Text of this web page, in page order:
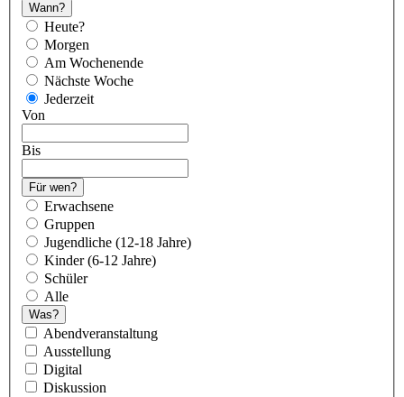
Wann?
Heute?
Morgen
Am Wochenende
Nächste Woche
Jederzeit
Von
Bis
Für wen?
Erwachsene
Gruppen
Jugendliche (12-18 Jahre)
Kinder (6-12 Jahre)
Schüler
Alle
Was?
Abendveranstaltung
Ausstellung
Digital
Diskussion